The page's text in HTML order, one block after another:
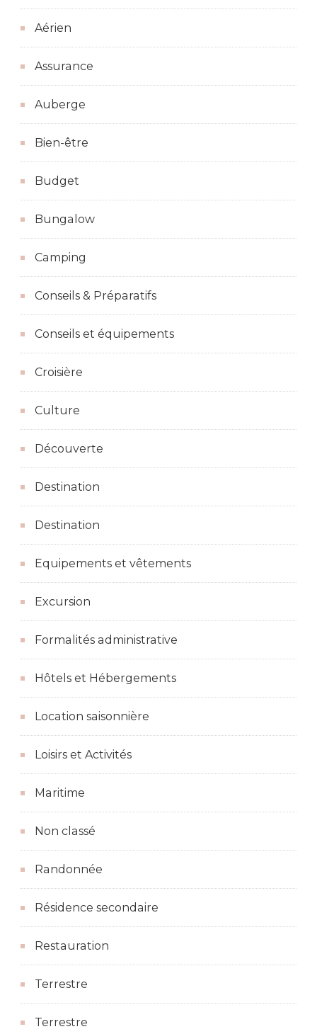
Aérien
Assurance
Auberge
Bien-être
Budget
Bungalow
Camping
Conseils & Préparatifs
Conseils et équipements
Croisière
Culture
Découverte
Destination
Destination
Equipements et vêtements
Excursion
Formalités administrative
Hôtels et Hébergements
Location saisonnière
Loisirs et Activités
Maritime
Non classé
Randonnée
Résidence secondaire
Restauration
Terrestre
Terrestre